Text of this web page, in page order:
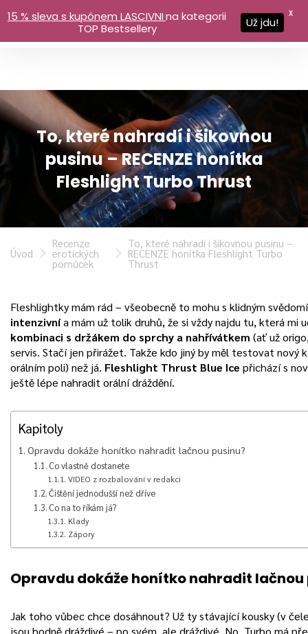
To, které nahradí i šikovnou
pusinu – RECENZE honítka
Fleshlight Turbo Thrust
Úvod
Recenze
erotických
pomůcek
To, které nahradí i šikovnou pusinu –
RECENZE honítka Fleshlight Turbo
Thrust
Fleshlightky mám rád – všeobecně to mohu s klidným
intenzivnía mám už tolik druhů, že si vždy najdu tu, která mi
kombinaci s držákem do sprchy a nahřívátkem (ať už
servis. Stačí jen přirážet. Takže kdo jiný by měl testovat nový
orálním poli) než já. Fleshlight Thrust Blue Ice přichází s
ještě lépe nahradit orální dráždění.
Kapitoly
Opravdu dokáže honítko nahradit lačnou pusinu?
Co vlastně dostanete
VIDEO z rozbalování v redakci
Čištění jednodušší než dříve
Co na to říkám já?
Klady
Zápory
Opravdu dokáže honítko nahradit lačnou
Jak toho vůbec chce dosáhnout? Už ty stávající kousky (v
jsou hodně dráždivé – po svém, ale dráždivé. No, Turbo má
15 % sleva s kupónem LASCIVNIna kategorii
TOP Bestsellery
Už jdu!
X